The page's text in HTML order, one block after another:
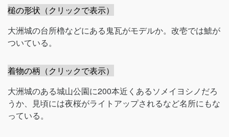
槌の形状（クリックで表示）
大洲城の台所櫓などにある鬼瓦がモデルか。改壱では鯱が
ついている。
着物の柄（クリックで表示）
大洲城のある城山公園に200本近くあるソメイヨシノだろ
うか、見頃には夜桜がライトアップされるなど名所にもな
っている。